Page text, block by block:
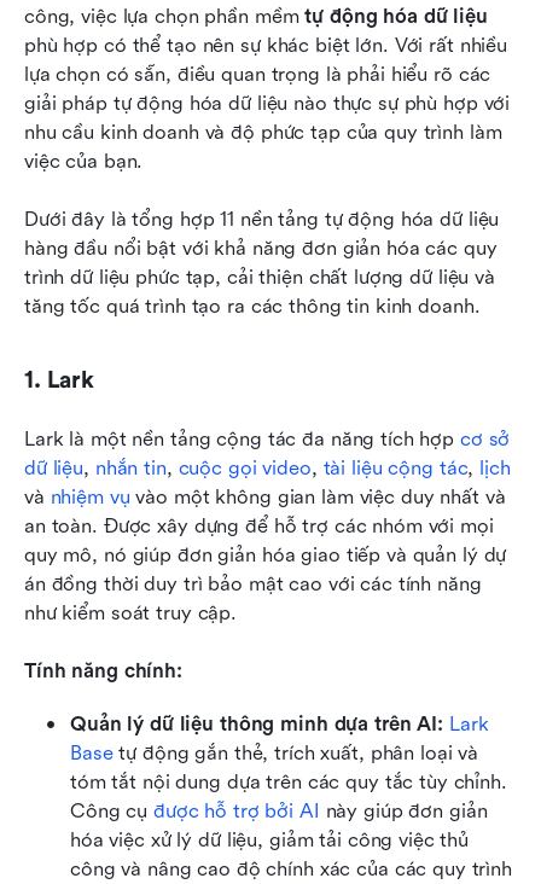
công, việc lựa chọn phần mềm tự động hóa dữ liệu
phù hợp có thể tạo nên sự khác biệt lớn. Với rất nhiều
lựa chọn có sẵn, điều quan trọng là phải hiểu rõ các
giải pháp tự động hóa dữ liệu nào thực sự phù hợp với
nhu cầu kinh doanh và độ phức tạp của quy trình làm
việc của bạn.
Dưới đây là tổng hợp 11 nền tảng tự động hóa dữ liệu
hàng đầu nổi bật với khả năng đơn giản hóa các quy
trình dữ liệu phức tạp, cải thiện chất lượng dữ liệu và
tăng tốc quá trình tạo ra các thông tin kinh doanh.
1. Lark
Lark là một nền tảng cộng tác đa năng tích hợp cơ sở
dữ liệu, nhắn tin, cuộc gọi video, tài liệu cộng tác, lịch
và nhiệm vụ vào một không gian làm việc duy nhất và
an toàn. Được xây dựng để hỗ trợ các nhóm với mọi
quy mô, nó giúp đơn giản hóa giao tiếp và quản lý dự
án đồng thời duy trì bảo mật cao với các tính năng
như kiểm soát truy cập.
Tính năng chính:
Quản lý dữ liệu thông minh dựa trên AI: Lark
Base tự động gắn thẻ, trích xuất, phân loại và
tóm tắt nội dung dựa trên các quy tắc tùy chỉnh.
Công cụ được hỗ trợ bởi AI này giúp đơn giản
hóa việc xử lý dữ liệu, giảm tải công việc thủ
công và nâng cao độ chính xác của các quy trình